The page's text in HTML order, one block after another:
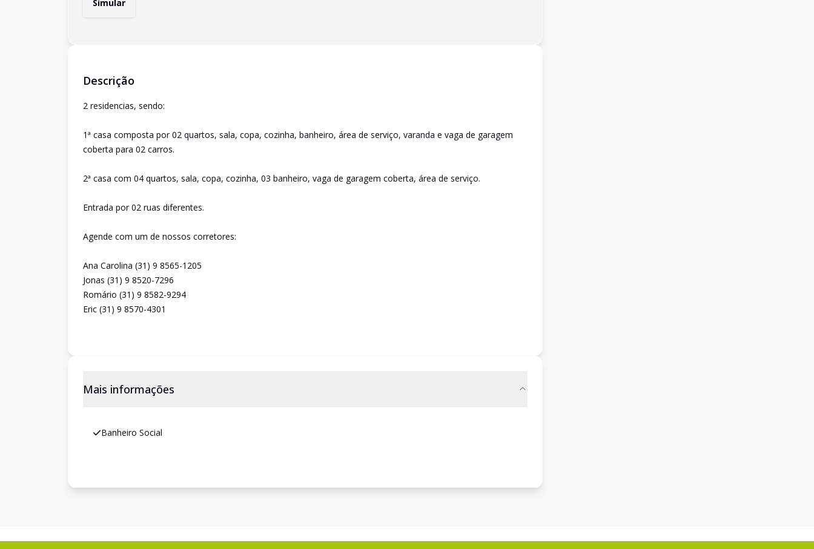
Simular
Descrição
2 residencias, sendo:
1ª casa composta por 02 quartos, sala, copa, cozinha, banheiro, área de serviço, varanda e vaga de garagem
coberta para 02 carros.
2ª casa com 04 quartos, sala, copa, cozinha, 03 banheiro, vaga de garagem coberta, área de serviço.
Entrada por 02 ruas diferentes.
Agende com um de nossos corretores:
Ana Carolina (31) 9 8565-1205
Jonas (31) 9 8520-7296
Romário (31) 9 8582-9294
Eric (31) 9 8570-4301
Mais informações
Banheiro Social